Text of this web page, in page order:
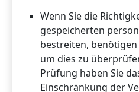
Wenn Sie die
gespeicherten
bestreiten,
um dies zu
Prüfung haben Sie
Einschränkung der